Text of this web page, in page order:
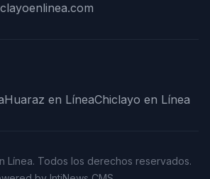
Huaraz en LíneaChiclayo en Línea
Línea. Todos los derechos reservados.